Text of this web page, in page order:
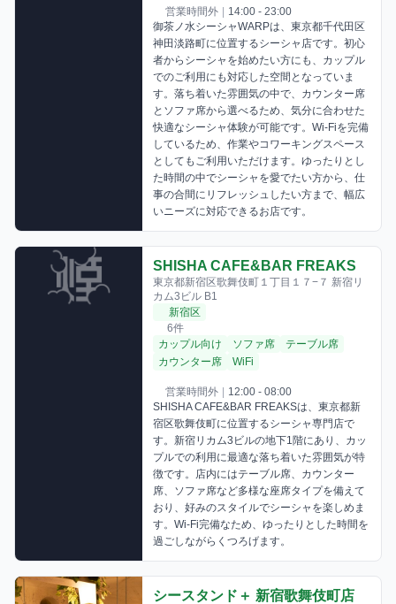
営業時間外 | 14:00 - 23:00
御茶ノ水シーシャWARPは、東京都千代田区
神田淡路町に位置するシーシャ店です。初心
者からシーシャを始めたい方にも、カップル
でのご利用にも対応した空間となっていま
す。落ち着いた雰囲気の中で、カウンター席
とソファ席から選べるため、気分に合わせた
快適なシーシャ体験が可能です。Wi-Fiを完備
しているため、作業やコワーキングスペース
としてもご利用いただけます。ゆったりとし
た時間の中でシーシャを愛でたい方から、仕
事の合間にリフレッシュしたい方まで、幅広
いニーズに対応できるお店です。
SHISHA CAFE&BAR FREAKS
東京都新宿区歌舞伎町１丁目１７−７ 新宿リ
カム3ビル B1
新宿区
6件
カップル向け
ソファ席
テーブル席
カウンター席
WiFi
営業時間外 | 12:00 - 08:00
SHISHA CAFE&BAR FREAKSは、東京都新
宿区歌舞伎町に位置するシーシャ専門店で
す。新宿リカム3ビルの地下1階にあり、カッ
プルでの利用に最適な落ち着いた雰囲気が特
徴です。店内にはテーブル席、カウンター
席、ソファ席など多様な座席タイプを備えて
おり、好みのスタイルでシーシャを楽しめま
す。Wi-Fi完備なため、ゆったりとした時間を
過ごしながらくつろげます。
シースタンド＋ 新宿歌舞伎町店